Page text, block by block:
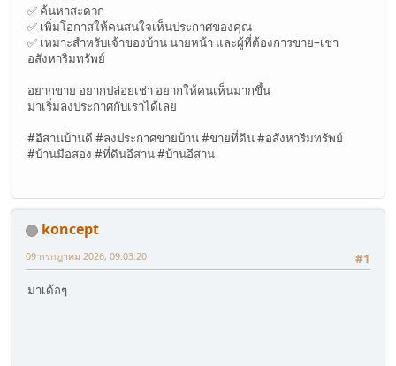
✅ ค้นหาสะดวก
✅ เพิ่มโอกาสให้คนสนใจเห็นประกาศของคุณ
✅ เหมาะสำหรับเจ้าของบ้าน นายหน้า และผู้ที่ต้องการขาย–เช่า
อสังหาริมทรัพย์
อยากขาย อยากปล่อยเช่า อยากให้คนเห็นมากขึ้น
มาเริ่มลงประกาศกับเราได้เลย
#อิสานบ้านดี #ลงประกาศขายบ้าน #ขายที่ดิน #อสังหาริมทรัพย์
#บ้านมือสอง #ที่ดินอีสาน #บ้านอีสาน
koncept
#1
09 กรกฎาคม 2026, 09:03:20
มาเด้อๆ